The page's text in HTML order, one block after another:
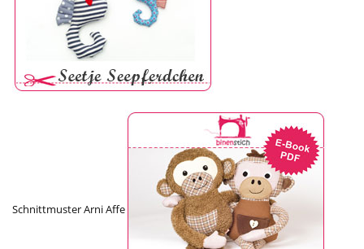
Schnittmuster Arni Affe